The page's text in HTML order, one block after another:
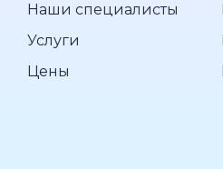
Наши специалисты
Услуги
Цены